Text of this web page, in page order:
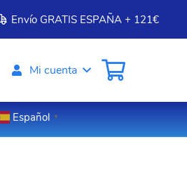
Envío GRATIS ESPAÑA + 121€
Mi cuenta
Español ▼